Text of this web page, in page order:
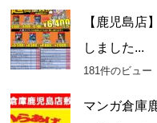
【鹿児島店
しました...
181件のビュー
マンガ倉庫